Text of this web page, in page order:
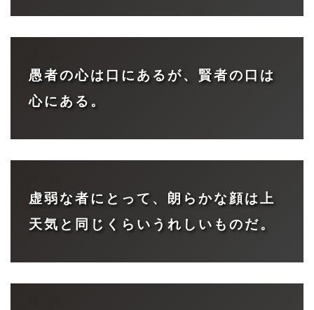
愚者の心は口にあるが、賢者の口は
心にある。
虚弱な者にとって、朗らかな顔は上
天気と同じくらいうれしいものだ。